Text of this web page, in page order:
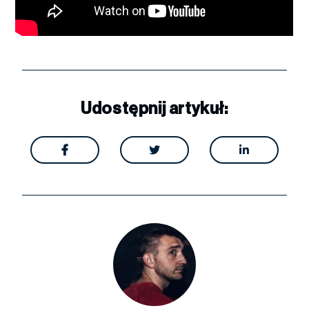
Udostępnij artykuł:
  